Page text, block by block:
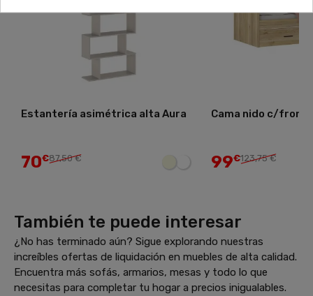
Estantería asimétrica alta Aura
70€87,50 €
Cama nido c/
99€123,75 €
También te puede interesar
¿No has terminado aún? Sigue explorando nuestras
increíbles ofertas de liquidación en muebles de alta calidad.
Encuentra más sofás, armarios, mesas y todo lo que
necesitas para completar tu hogar a precios inigualables.